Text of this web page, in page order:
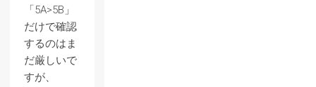
「5A>5B」
だけで確認
するのはま
だ厳しいで
すが、